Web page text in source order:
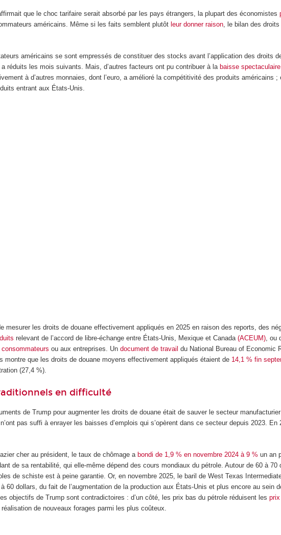
que le choc tarifaire serait absorbé par les pays étrangers, la plupart des économistes
américains. Même si les faits semblent plutôt leur donner raison, le bilan des
américains se sont empressés de constituer des stocks avant l’application des droits
a réduits les mois suivants. Mais, d’autres facteurs ont pu contribuer à la baisse
à d’autres monnaies, dont l’euro, a amélioré la compétitivité des produits américains
entrant aux États-Unis.
mesurer les droits de douane effectivement appliqués en 2025 en raison des reports, des
relevant de l’accord de libre-échange entre États-Unis, Mexique et Canada(ACEUM), ou
consommateurs ou aux entreprises. Undocument de travail du National Bureau of Economic
montre que les droits de douane moyens effectivement appliqués étaient de 14,1 % fin
(27,4 %).
en difficulté
de Trump pour augmenter les droits de douane était de sauver le secteur
pas suffi à enrayer les baisses d’emplois qui s’opèrent dans ce secteur depuis 2023.
cher au président, le taux de chômage a bondi de 1,9 % en novembre 2024 à 9 % un an
de sa rentabilité, qui elle-même dépend des cours mondiaux du pétrole. Autour de 60 à
de schiste est à peine garantie. Or, en novembre 2025, le baril de West Texas
60 dollars, du fait de l’augmentation de la production aux États-Unis et plus encore au sein
objectifs de Trump sont contradictoires : d’un côté, les prix bas du pétrole réduisent les
de nouveaux forages parmi les plus coûteux.